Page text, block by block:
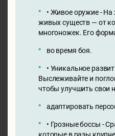
• Живое оружие - На
живых существ — от
многоножек. Его
во время боя.
• Уникальное
Выслеживайте и
чтобы улучшить свои
адаптировать
• Грозные боссы -